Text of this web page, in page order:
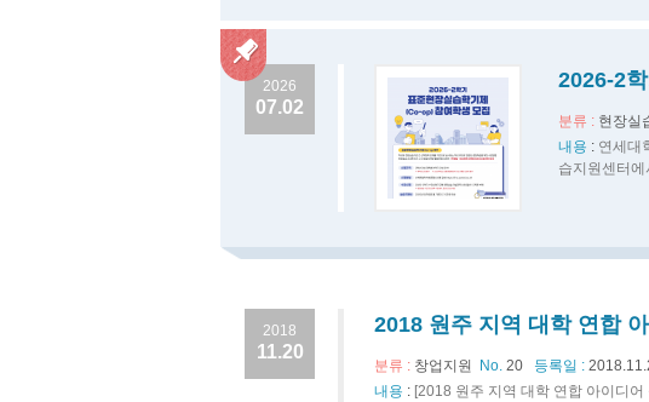
2026
07.02
2026-2
분류 : 현장실
내용 : 연세대
습지원센터
2018
11.20
2018 원주 지역 대학 연합
분류 : 창업지원 No. 20 등록일 :
내용 : [2018 원주 지역 대학 연합 아이디